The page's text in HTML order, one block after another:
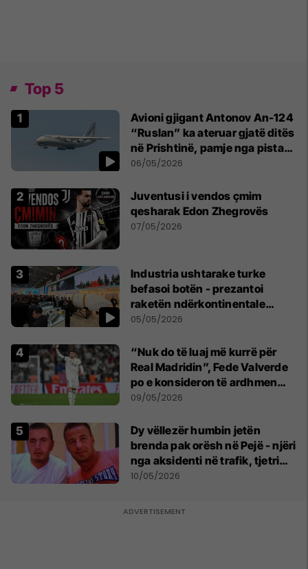
Top 5
Avioni gjigant Antonov An-124
“Ruslan” ka ateruar gjatë ditës
në Prishtinë, pamje nga pista
publikohen edhe në rrjete
06/05/2026
Juventusi i vendos çmim
qesharak Edon Zhegrovës
07/05/2026
Industria ushtarake turke
befasoi botën - prezantoi
raketën ndërkontinentale
vendase
05/05/2026
“Nuk do të luaj më kurrë për
Real Madridin”, Fede Valverde
po e konsideron të ardhmen
pas sherrit me Tchouamenin
09/05/2026
Dy vëllezër humbin jetën
brenda pak orësh në Pejë - njëri
nga aksidenti në trafik, tjetri
nga sëmundja
10/05/2026